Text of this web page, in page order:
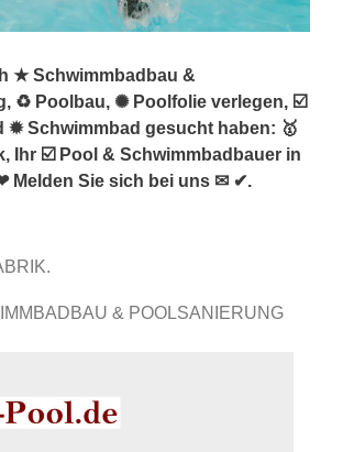
★ Schwimmbadbau &
♻ Poolbau, ✺ Poolfolie verlegen, ☑️
✹ Schwimmbad gesucht haben: 🥇
Ihr ☑️ Pool & Schwimmbadbauer in
Melden Sie sich bei uns ✉ ✔.
& POOLSANIERUNG